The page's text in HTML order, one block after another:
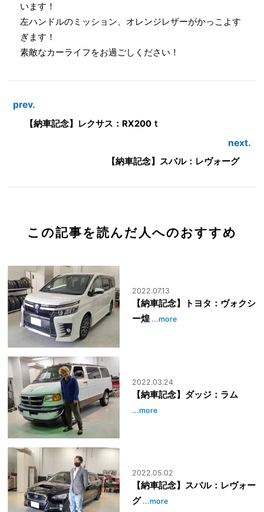
います！
左ハンドルのミッション、オレンジレザーがかっこよす
ぎます！
素敵なカーライフをお過ごしください！
prev.
【納車記念】レクサス：RX200ｔ
next.
【納車記念】スバル：レヴォーグ
この記事を読んだ人へのおすすめ
2022.07.13
【納車記念】トヨタ：ヴォクシ
ー煌 ...more
2022.03.24
【納車記念】ダッジ：ラム
...more
2022.05.02
【納車記念】スバル：レヴォー
グ ...more